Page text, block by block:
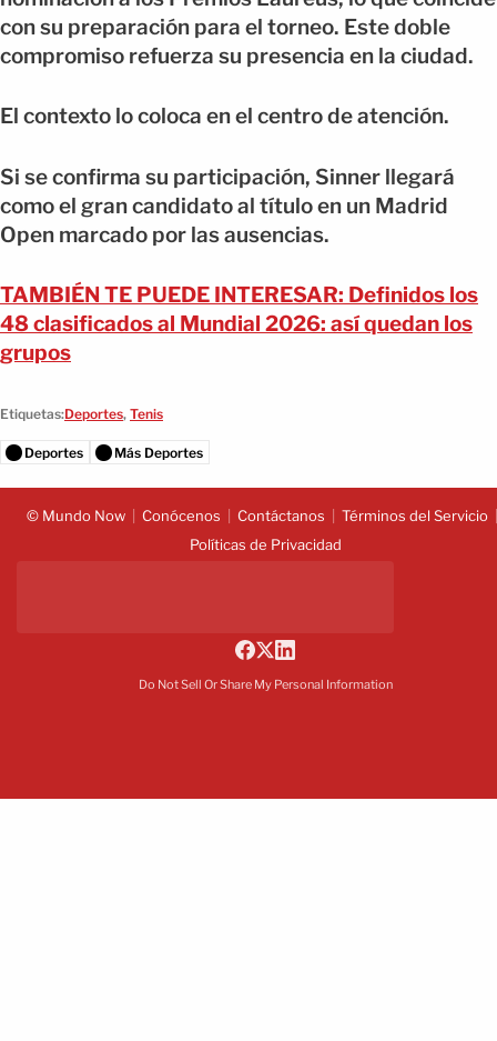
con su preparación para el torneo. Este doble
compromiso refuerza su presencia en la ciudad.
El contexto lo coloca en el centro de atención.
Si se confirma su participación, Sinner llegará
como el gran candidato al título en un Madrid
Open marcado por las ausencias.
TAMBIÉN TE PUEDE INTERESAR: Definidos los
48 clasificados al Mundial 2026: así quedan los
grupos
Etiquetas:Deportes, Tenis
Deportes Más Deportes
© Mundo Now Conócenos Contáctanos
Términos del Servicio
Políticas de Privacidad
Do Not Sell Or Share My Personal Information